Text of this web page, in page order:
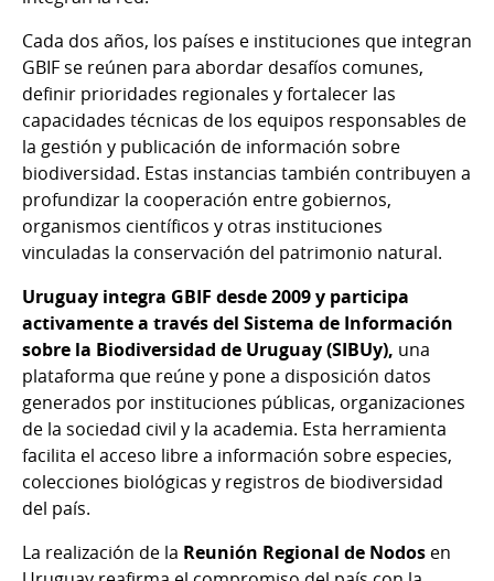
Cada dos años, los países e instituciones que integran
GBIF se reúnen para abordar desafíos comunes,
definir prioridades regionales y fortalecer las
capacidades técnicas de los equipos responsables de
la gestión y publicación de información sobre
biodiversidad. Estas instancias también contribuyen a
profundizar la cooperación entre gobiernos,
organismos científicos y otras instituciones
vinculadas la conservación del patrimonio natural.
Uruguay integra GBIF desde 2009 y participa
activamente a través del Sistema de Información
sobre la Biodiversidad de Uruguay (SIBUy), una
plataforma que reúne y pone a disposición datos
generados por instituciones públicas, organizaciones
de la sociedad civil y la academia. Esta herramienta
facilita el acceso libre a información sobre especies,
colecciones biológicas y registros de biodiversidad
del país.
La realización de la Reunión Regional de Nodos en